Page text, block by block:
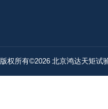
版权所有©2026 北京鸿达天矩